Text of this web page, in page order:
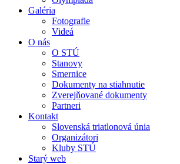
Galéria
Fotografie
Videá
O nás
O STÚ
Stanovy
Smernice
Dokumenty na stiahnutie
Zverejňované dokumenty
Partneri
Kontakt
Slovenská triatlonová únia
Organizátori
Kluby STÚ
Starý web